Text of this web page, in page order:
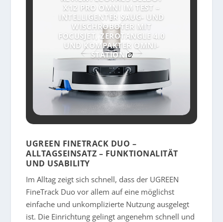
X12 PRO OMNI IM TEST –
INTELLIGENTER SAUG- UND
WISCHROBOTER MIT
FOCUSJET, ZEROTANGLE 4.0
UND KOMPAKTER OMNI-
STATION
UGREEN FINETRACK DUO –
ALLTAGSEINSATZ – FUNKTIONALITÄT
UND USABILITY
Im Alltag zeigt sich schnell, dass der UGREEN
FineTrack Duo vor allem auf eine möglichst
einfache und unkomplizierte Nutzung ausgelegt
ist. Die Einrichtung gelingt angenehm schnell und